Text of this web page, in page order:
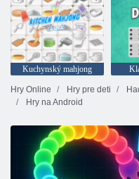
Kuchynský mahjong
Hry Online
Hry pre deti
Hry na Android